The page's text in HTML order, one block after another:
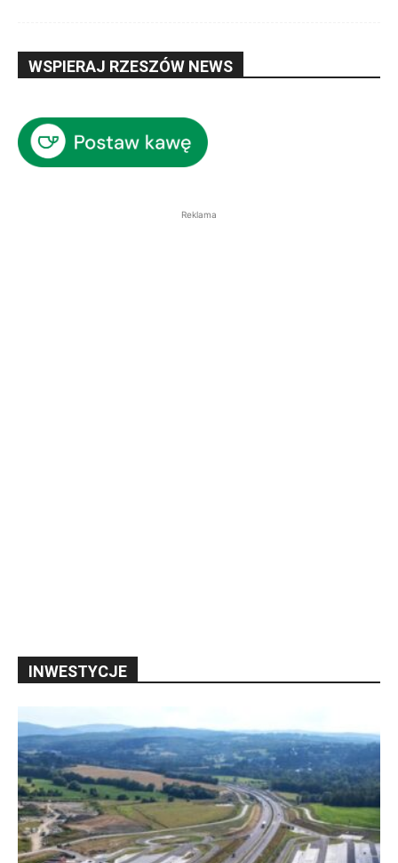
WSPIERAJ RZESZÓW NEWS
Reklama
INWESTYCJE